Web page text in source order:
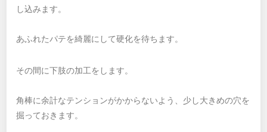
し込みます。
あふれたパテを綺麗にして硬化を待ちます。
その間に下肢の加工をします。
角棒に余計なテンションがかからないよう、少し大きめの穴を
掘っておきます。